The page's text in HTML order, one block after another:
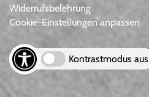
Widerrufsbelehrung
Cookie-Einstellungen anpassen
Kontrastmodus aus